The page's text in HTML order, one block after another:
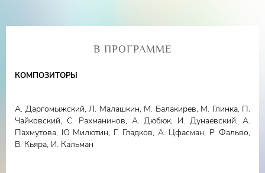
В ПРОГРАММЕ
КОМПОЗИТОРЫ
А. Даргомыжский, Л. Малашкин, М. Балакирев, М. Глинка, П.
Чайковский, С. Рахманинов, А. Дюбюк, И. Дунаевский, А.
Пахмутова, Ю Милютин, Г. Гладков, А. Цфасман, Р. Фальво,
В. Кьяра, И. Кальман